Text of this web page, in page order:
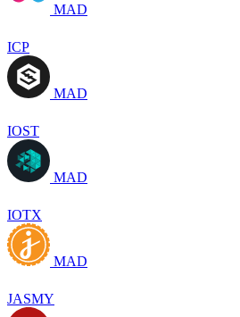
MAD
ICP
MAD
IOST
MAD
IOTX
MAD
JASMY